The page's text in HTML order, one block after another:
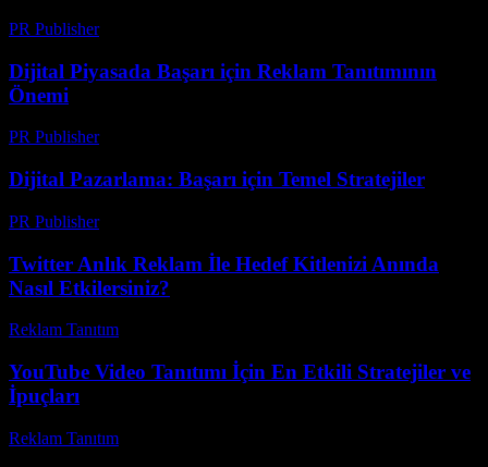
PR Publisher-
Dijital Piyasada Başarı için Reklam Tanıtımının
Önemi
PR Publisher-
Dijital Pazarlama: Başarı için Temel Stratejiler
PR Publisher-
Twitter Anlık Reklam İle Hedef Kitlenizi Anında
Nasıl Etkilersiniz?
Reklam Tanıtım
YouTube Video Tanıtımı İçin En Etkili Stratejiler ve
İpuçları
Reklam Tanıtım